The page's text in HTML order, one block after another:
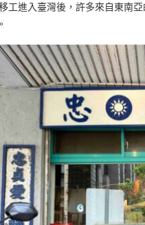
進入臺灣後，許多來自東南